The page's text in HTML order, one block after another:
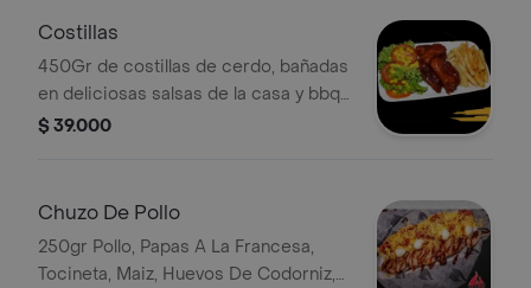
Costillas
450Gr de costillas de cerdo, bañadas
en deliciosas salsas de la casa y bbq.
acompañadas de papas a la francesa
$ 39.000
Chuzo De Pollo
250gr Pollo, Papas A La Francesa,
Tocineta, Maiz, Huevos De Codorniz,